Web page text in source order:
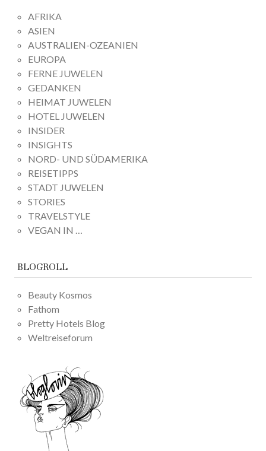
AFRIKA
ASIEN
AUSTRALIEN-OZEANIEN
EUROPA
FERNE JUWELEN
GEDANKEN
HEIMAT JUWELEN
HOTEL JUWELEN
INSIDER
INSIGHTS
NORD- UND SÜDAMERIKA
REISETIPPS
STADT JUWELEN
STORIES
TRAVELSTYLE
VEGAN IN …
BLOGROLL
Beauty Kosmos
Fathom
Pretty Hotels Blog
Weltreiseforum